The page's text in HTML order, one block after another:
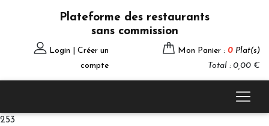
Plateforme des restaurants
sans commission
Login | Créer un
compte
Mon Panier : 0 Plat(s)
Total : 0,00 €
253